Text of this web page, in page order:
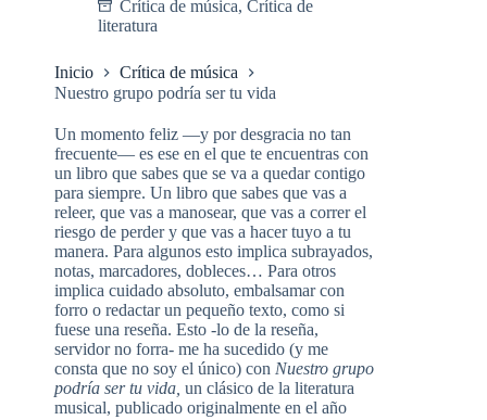
Crítica de música, Crítica de
literatura
Inicio
Crítica de música
Nuestro grupo podría ser tu vida
Un momento feliz —y por desgracia no tan
frecuente— es ese en el que te encuentras con
un libro que sabes que se va a quedar contigo
para siempre. Un libro que sabes que vas a
releer, que vas a manosear, que vas a correr el
riesgo de perder y que vas a hacer tuyo a tu
manera. Para algunos esto implica subrayados,
notas, marcadores, dobleces… Para otros
implica cuidado absoluto, embalsamar con
forro o redactar un pequeño texto, como si
fuese una reseña. Esto -lo de la reseña,
servidor no forra- me ha sucedido (y me
consta que no soy el único) con Nuestro grupo
podría ser tu vida, un clásico de la literatura
musical, publicado originalmente en el año